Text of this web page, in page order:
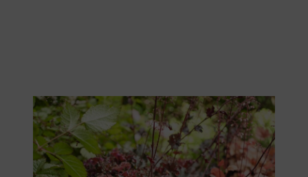
Purpurglöckchen sind auch im Winter eine Zierde.